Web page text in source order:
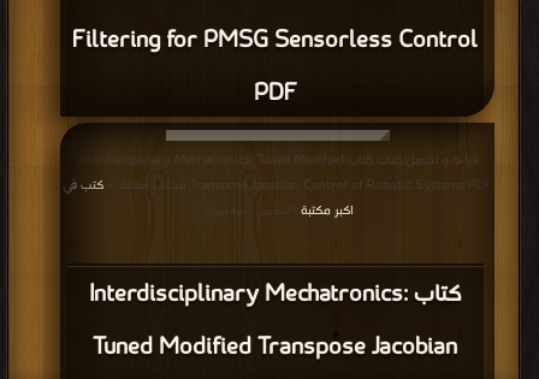
Filtering for PMSG Sensorless Control
PDF
كتاب Interdisciplinary Mechatronics:
Tuned Modified Transpose Jacobian
قراءة و تحميل كتاب كتاب Interdisciplinary Mechatronics: Tuned Modified
Transpose Jacobian Control of Robotic Systems PDF مجانا | مكتبة >
كتب في
اكبر مكتبة
| التحميل : مرة/مرات